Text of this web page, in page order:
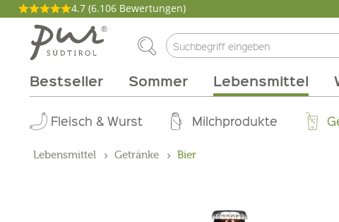
4.7 (6.106 Bewertungen)
Bestseller Sommer Lebensmittel
Aperitif Brunch Grillen
Fleisch & Wurst Milchprodukte
Weinarten Rebsorten Gebiet
Pakete Abo Box Gutscheine
Kochen Wohnen Zirbe
Körperpflege Tinkturen Düfte &
Philosophie Genussmagazin Produzenten
Lebensmittel Getränke Bier